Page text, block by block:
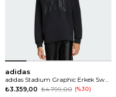
adidas
₺3.359,00 ₺4.799,00 %30